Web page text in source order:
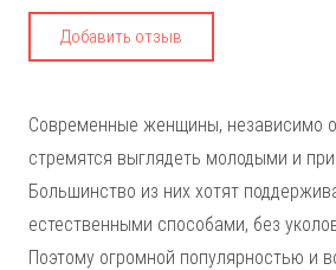
Добавить отзыв
Современные женщины, независимо
стремятся выглядеть молодыми и
Большинство из них хотят
естественными способами, без
Поэтому огромной популярностью и